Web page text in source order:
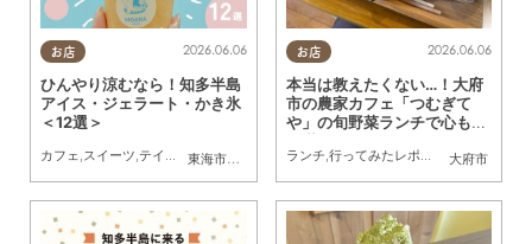
お店
東海市
, 大府市 知多市,東浦町,常滑市,武豊町 南知多町
2026.06.06
ひんやり涼むなら！知多半島
アイス・ジェラート・かき氷
＜12選＞
カフェ,スイーツ,テイクアウト ,キッチンカー ,季節ネタ,まとめ記事
お店
大府市
2026.06.06
本当は教えたくない…！大府
市の農家カフェ「つむぎて
や」の旬野菜ランチで心も体
ランチ,行ってみたレポ,夫婦,家族,カップ